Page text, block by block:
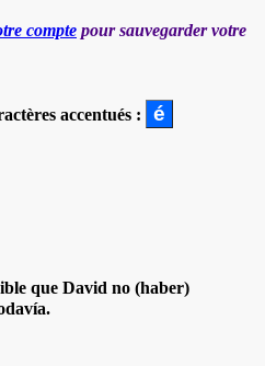
compte pour sauvegarder votre
accentués :
que David no (haber)